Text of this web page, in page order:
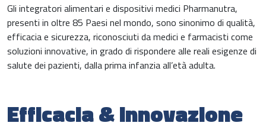
Gli integratori alimentari e dispositivi medici Pharmanutra,
presenti in oltre 85 Paesi nel mondo, sono sinonimo di qualità,
efficacia e sicurezza, riconosciuti da medici e farmacisti come
soluzioni innovative, in grado di rispondere alle reali esigenze di
salute dei pazienti, dalla prima infanzia all’età adulta.
Efficacia & innovazione